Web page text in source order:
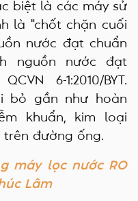
biệt là các máy sử
là "chốt chặn cuối
nước đạt chuẩn
nguồn nước đạt
6-1:2010/BYT.
bỏ gần như hoàn
khuẩn, kim loại
đường ống.
máy lọc nước RO
Lâm